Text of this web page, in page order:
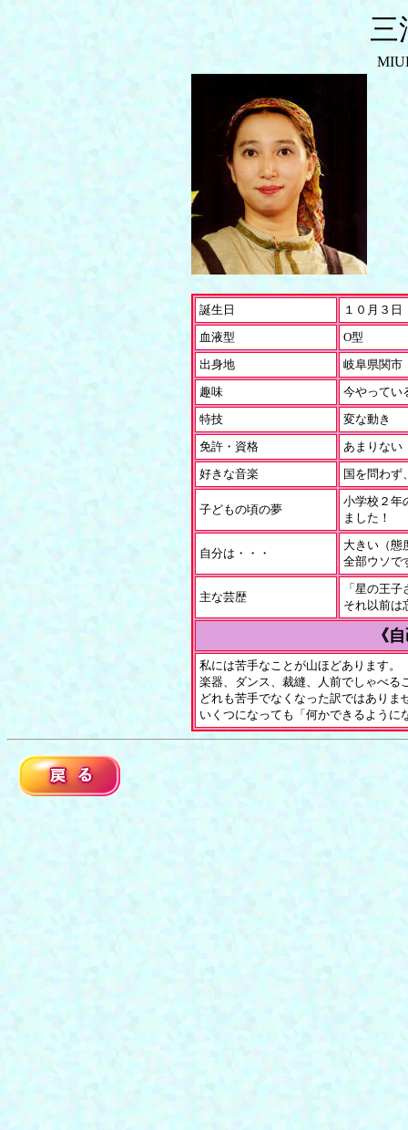
三
誕生日
１０月３日
血液型
O型
出身地
岐阜県関市
趣味
今やってい
特技
変な動き
免許・資格
あまりない
好きな音楽
国を問わず
子どもの頃の夢
小学校２年
ました！
自分は・・・
大きい（態
全部ウソで
主な芸歴
「星の王
それ以前は
《
私には苦手なことが山ほどあります。
楽器、ダンス、裁縫、人前でしゃべる
どれも苦手でなくなった訳ではありま
いくつになっても「何かできるように